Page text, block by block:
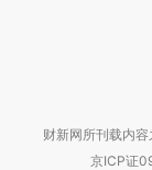
财新网所刊载内
京ICP证